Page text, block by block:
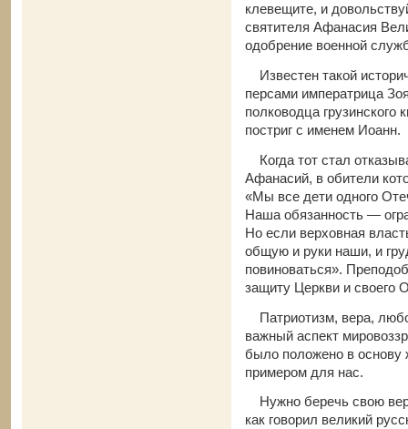
клевещите, и
святителя Афанасия
одобрение военной
Известен такой
персами императрица
полководца грузинского
постриг с именем Иоанн.
Когда тот стал
Афанасий, в обители
«Мы все дети одного
Наша обязанность —
Но если верховная
общую и руки наши, и
повиноваться».
защиту Церкви и своего
Патриотизм, вера,
важный аспект
было положено в
примером для нас.
Нужно беречь свою
как говорил великий